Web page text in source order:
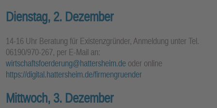
Dienstag, 2. Dezember
14-16 Uhr Beratung für Existenzgründer, Anmeldung unter Tel.
06190/970-267, per E-Mail an:
wirtschaftsfoerderung@hattersheim.de oder online
https://digital.hattersheim.de/firmengruender
Mittwoch, 3. Dezember